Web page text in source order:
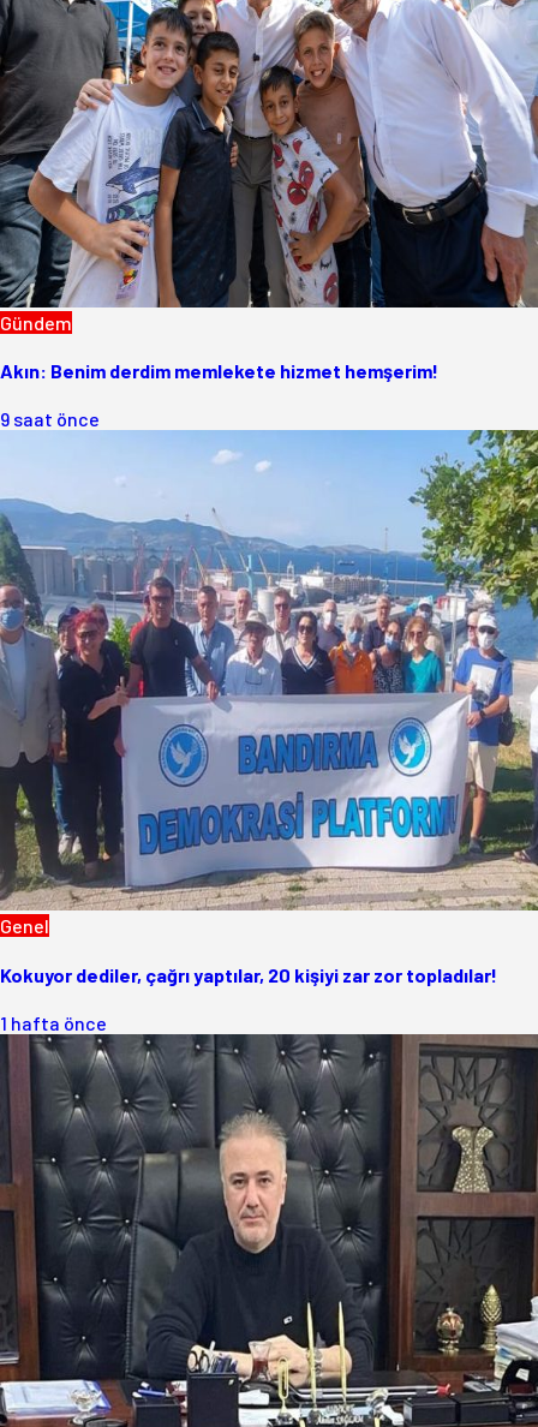
Gündem
Akın: Benim derdim memlekete hizmet hemşerim!
9 saat önce
Genel
Kokuyor dediler, çağrı yaptılar, 20 kişiyi zar zor topladılar!
1 hafta önce